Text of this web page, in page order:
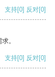
支持[0] 反对[0]
。
支持[0] 反对[0]